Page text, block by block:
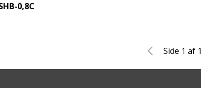
0,8C
Side 1 af 1